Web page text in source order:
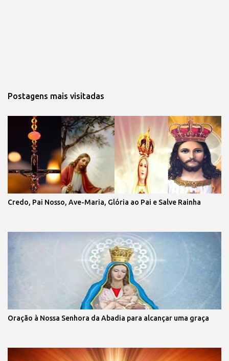
Postagens mais visitadas
Credo, Pai Nosso, Ave-Maria, Glória ao Pai e Salve Rainha
Oração à Nossa Senhora da Abadia para alcançar uma graça